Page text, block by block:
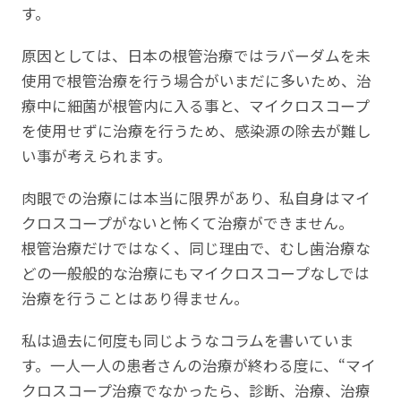
す。
原因としては、日本の根管治療ではラバーダムを未
使用で根管治療を行う場合がいまだに多いため、治
療中に細菌が根管内に入る事と、マイクロスコープ
を使用せずに治療を行うため、感染源の除去が難し
い事が考えられます。
肉眼での治療には本当に限界があり、私自身はマイ
クロスコープがないと怖くて治療ができません。
根管治療だけではなく、同じ理由で、むし歯治療な
どの一般般的な治療にもマイクロスコープなしでは
治療を⾏うことはあり得ません。
私は過去に何度も同じようなコラムを書いていま
す。一人一人の患者さんの治療が終わる度に、“マイ
クロスコープ治療でなかったら、診断、治療、治療